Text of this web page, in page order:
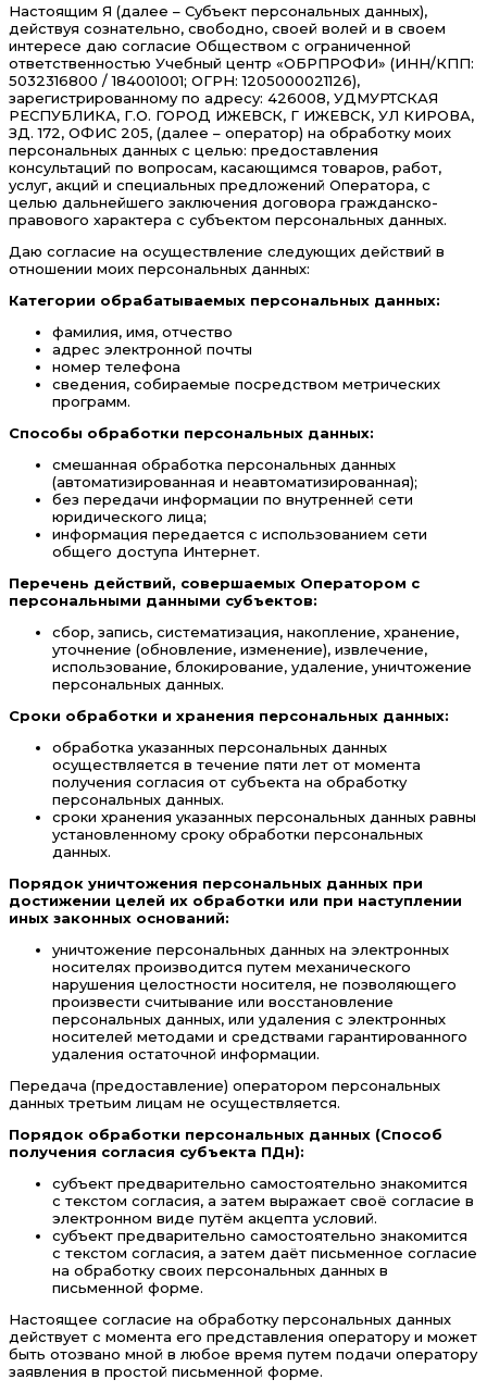
Настоящим Я (далее – Субъект персональных данных),
действуя сознательно, свободно, своей волей и в своем
интересе даю согласие Обществом с ограниченной
ответственностью Учебный центр «ОБРПРОФИ» (ИНН/КПП:
5032316800 / 184001001; ОГРН: 1205000021126),
зарегистрированному по адресу: 426008, УДМУРТСКАЯ
РЕСПУБЛИКА, Г.О. ГОРОД ИЖЕВСК, Г ИЖЕВСК, УЛ КИРОВА,
ЗД. 172, ОФИС 205, (далее – оператор) на обработку моих
персональных данных с целью: предоставления
консультаций по вопросам, касающимся товаров, работ,
услуг, акций и специальных предложений Оператора, с
целью дальнейшего заключения договора гражданско-
правового характера с субъектом персональных данных.
Даю согласие на осуществление следующих действий в
отношении моих персональных данных:
Категории обрабатываемых персональных данных:
фамилия, имя, отчество
адрес электронной почты
номер телефона
сведения, собираемые посредством метрических
программ.
Способы обработки персональных данных:
смешанная обработка персональных данных
(автоматизированная и неавтоматизированная);
без передачи информации по внутренней сети
юридического лица;
информация передается с использованием сети
общего доступа Интернет.
Перечень действий, совершаемых Оператором с
персональными данными субъектов:
сбор, запись, систематизация, накопление, хранение,
уточнение (обновление, изменение), извлечение,
использование, блокирование, удаление, уничтожение
персональных данных.
Сроки обработки и хранения персональных данных:
обработка указанных персональных данных
осуществляется в течение пяти лет от момента
получения согласия от субъекта на обработку
персональных данных.
сроки хранения указанных персональных данных равны
установленному сроку обработки персональных
данных.
Порядок уничтожения персональных данных при
достижении целей их обработки или при наступлении
иных законных оснований:
уничтожение персональных данных на электронных
носителях производится путем механического
нарушения целостности носителя, не позволяющего
произвести считывание или восстановление
персональных данных, или удаления с электронных
носителей методами и средствами гарантированного
удаления остаточной информации.
Передача (предоставление) оператором персональных
данных третьим лицам не осуществляется.
Порядок обработки персональных данных (Способ
получения согласия субъекта ПДн):
субъект предварительно самостоятельно знакомится
с текстом согласия, а затем выражает своё согласие в
электронном виде путём акцепта условий.
субъект предварительно самостоятельно знакомится
с текстом согласия, а затем даёт письменное согласие
на обработку своих персональных данных в
письменной форме.
Настоящее согласие на обработку персональных данных
действует с момента его представления оператору и может
быть отозвано мной в любое время путем подачи оператору
заявления в простой письменной форме.